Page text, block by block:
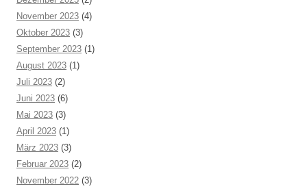
November 2023 (4)
Oktober 2023 (3)
September 2023 (1)
August 2023 (1)
Juli 2023 (2)
Juni 2023 (6)
Mai 2023 (3)
April 2023 (1)
März 2023 (3)
Februar 2023 (2)
November 2022 (3)